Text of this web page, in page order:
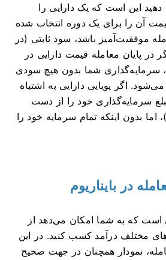
دهید این است که یک دارایی را
آن را برای یک دوره انتخاب شده
موفقیت‌آمیز باشد، سود ثابتی (در
پایان معامله قیمت دارایی در
سرمایه‌گذاری شما بدون هیچ سودی
اگر پویایی دارایی به اشتباه
سرمایه‌گذاری خود را از دست
بدون اینکه تمام سرمایه خود را
در بایناریوم
است که به شما امکان می‌دهد از
مختلف درآمد کسب کنید. در این
نمودار همچنان در جهت صحیح